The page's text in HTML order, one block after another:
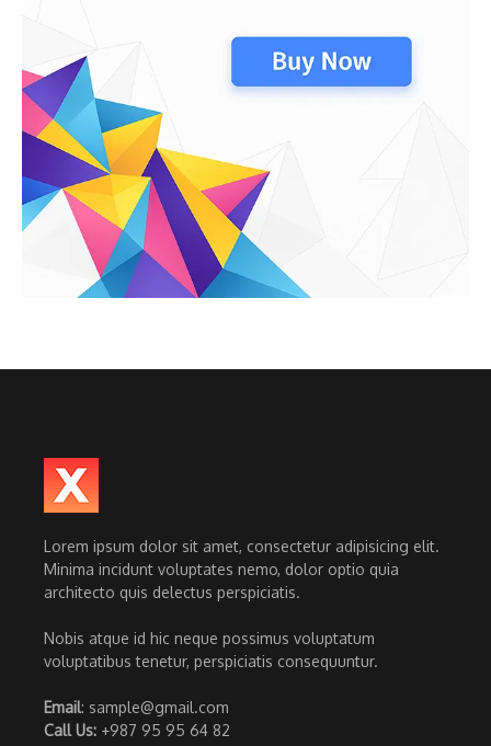
Lorem ipsum dolor sit amet, consectetur adipisicing elit.
Minima incidunt voluptates nemo, dolor optio quia
architecto quis delectus perspiciatis.
Nobis atque id hic neque possimus voluptatum
voluptatibus tenetur, perspiciatis consequuntur.
Email: sample@gmail.com
Call Us: +987 95 95 64 82